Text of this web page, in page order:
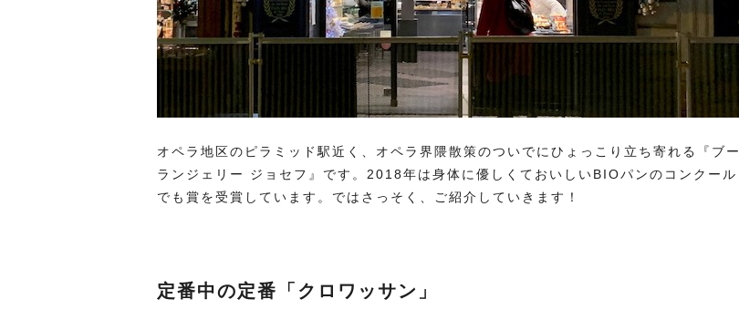
オペラ地区のピラミッド駅近く、オペラ界隈散策のついでにひょっこり立ち寄れる『ブー
ランジェリー ジョセフ』です。2018年は身体に優しくておいしいBIOパンのコンクール
でも賞を受賞しています。ではさっそく、ご紹介していきます！
定番中の定番「クロワッサン」